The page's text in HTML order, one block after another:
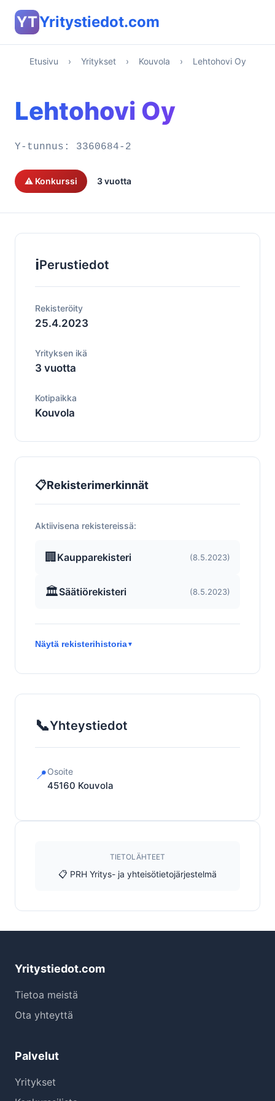
YTYritystiedot.com
Etusivu › Yritykset › Kouvola › Lehtohovi Oy
Lehtohovi Oy
Y-tunnus: 3360684-2
⚠️ Konkurssi 3 vuotta
ℹ️Perustiedot
Rekisteröity
25.4.2023
Yrityksen ikä
3 vuotta
Kotipaikka
Kouvola
📋Rekisterimerkinnät
Aktiivisena rekistereissä:
🏢 Kaupparekisteri (8.5.2023)
🏛️Säätiörekisteri (8.5.2023)
Näytä rekisterihistoria▼
📞Yhteystiedot
📍Osoite
45160 Kouvola
TIETOLÄHTEET
📋 PRH Yritys- ja yhteisötietojärjestelmä
Yritystiedot.com
Tietoa meistä
Ota yhteyttä
Palvelut
Yritykset